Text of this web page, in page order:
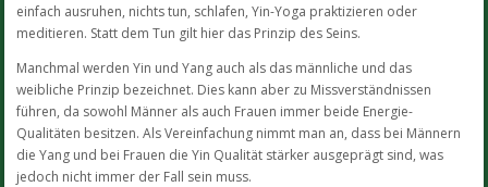
einfach ausruhen, nichts tun, schlafen, Yin-Yoga praktizieren oder
meditieren. Statt dem Tun gilt hier das Prinzip des Seins.
Manchmal werden Yin und Yang auch als das männliche und das
weibliche Prinzip bezeichnet. Dies kann aber zu Missverständnissen
führen, da sowohl Männer als auch Frauen immer beide Energie-
Qualitäten besitzen. Als Vereinfachung nimmt man an, dass bei Männern
die Yang und bei Frauen die Yin Qualität stärker ausgeprägt sind, was
jedoch nicht immer der Fall sein muss.